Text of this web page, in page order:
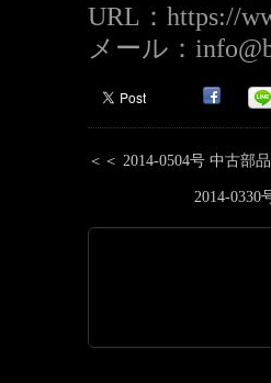
URL：https://
メール：
＜＜ 2014-0504号 中古部
2014-0330